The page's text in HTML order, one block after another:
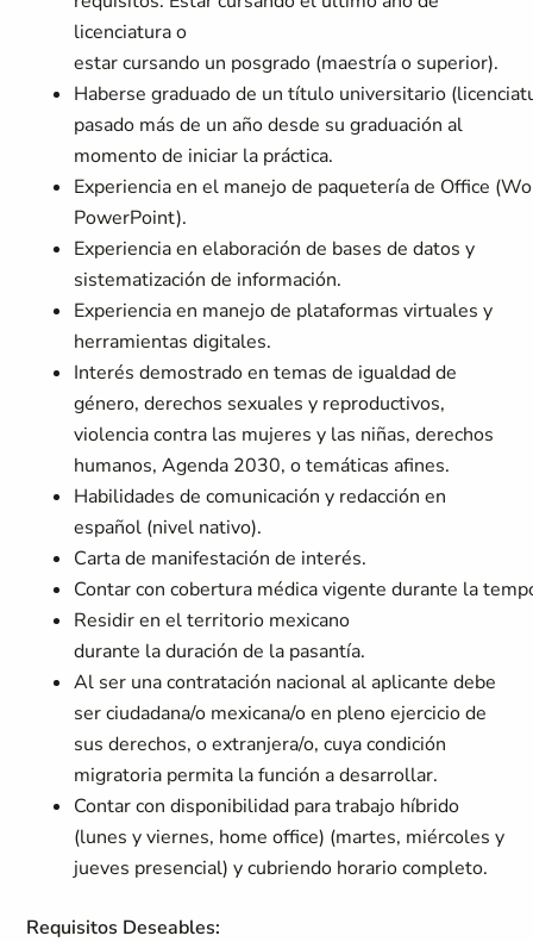
licenciatura o
estar cursando un posgrado (maestría o superior).
Haberse graduado de un título universitario
pasado más de un año desde su graduación al
momento de iniciar la práctica.
Experiencia en el manejo de paquetería de Office
PowerPoint).
Experiencia en elaboración de bases de datos y
sistematización de información.
Experiencia en manejo de plataformas virtuales y
herramientas digitales.
Interés demostrado en temas de igualdad de
género, derechos sexuales y reproductivos,
violencia contra las mujeres y las niñas, derechos
humanos, Agenda 2030, o temáticas afines.
Habilidades de comunicación y redacción en
español (nivel nativo).
Carta de manifestación de interés.
Contar con cobertura médica vigente durante la
Residir en el territorio mexicano
durante la duración de la pasantía.
Al ser una contratación nacional al aplicante debe
ser ciudadana/o mexicana/o en pleno ejercicio de
sus derechos, o extranjera/o, cuya condición
migratoria permita la función a desarrollar.
Contar con disponibilidad para trabajo híbrido
(lunes y viernes, home office) (martes, miércoles y
jueves presencial) y cubriendo horario completo.
Requisitos Deseables: